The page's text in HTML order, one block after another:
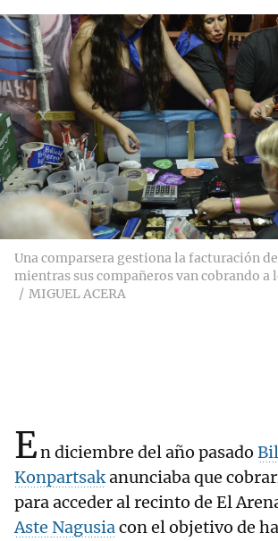
Una comparsera gestiona la facturación
mientras sus compañeros van cobrando a
MIGUEL ACERA
En diciembre del año pasado
Konpartsakanunciaba que
para acceder al recinto de El
Aste Nagusiacon el objetivo de